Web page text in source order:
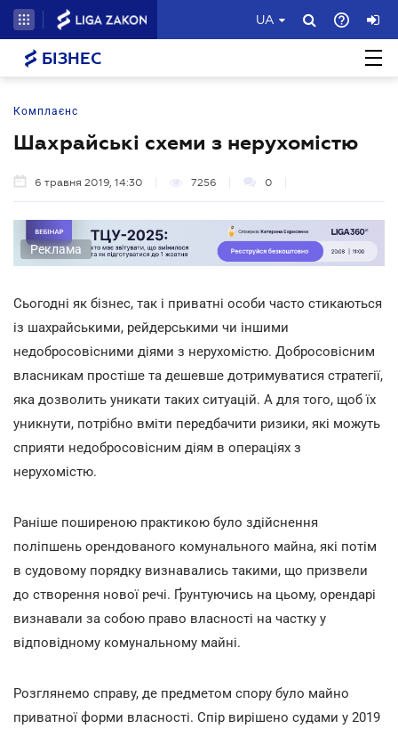
UA
БІЗНЕС
Комплаєнс
Шахрайські схеми з нерухомістю
6 травня 2019, 14:30 7256 0
Реклама
Сьогодні як бізнес, так і приватні особи часто стикаються
із шахрайськими, рейдерськими чи іншими
недобросовісними діями з нерухомістю. Добросовісним
власникам простіше та дешевше дотримуватися стратегії,
яка дозволить уникати таких ситуацій. А для того, щоб їх
уникнути, потрібно вміти передбачити ризики, які можуть
сприяти недобросовісним діям в операціях з
нерухомістю.
Раніше поширеною практикою було здійснення
поліпшень орендованого комунального майна, які потім
в судовому порядку визнавались такими, що призвели
до створення нової речі. Ґрунтуючись на цьому, орендарі
визнавали за собою право власності на частку у
відповідному комунальному майні.
Розглянемо справу, де предметом спору було майно
приватної форми власності. Спір вирішено судами у 2019